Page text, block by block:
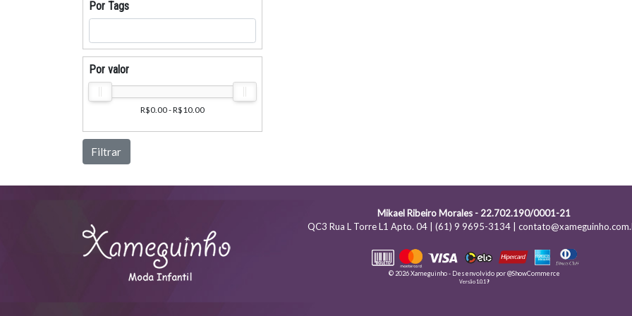
Por Tags
Por valor
R$0.00 - R$10.00
Filtrar
Mikael Ribeiro Morales - 22.702.190/0001-21
QC3 Rua L Torre L1 Apto. 04 | (61) 9 9695-3134 |
© 2026 Xameguinho - Desenvolvido por@ShowCommerce
Versão 1.0.19